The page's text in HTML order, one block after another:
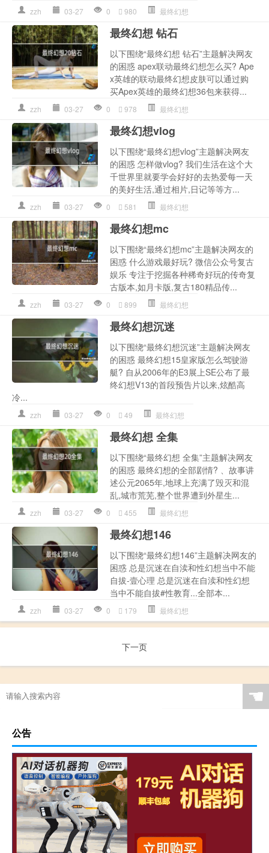
zzh 03-27 0 980 最终幻想
最终幻想 钻石
以下围绕“最终幻想 钻石”主题解决网友
的困惑 apex联动最终幻想怎么买? Ape
x英雄的联动最终幻想皮肤可以通过购
买Apex英雄的最终幻想36包来获得...
zzh 03-27 0 978 最终幻想
最终幻想vlog
以下围绕“最终幻想vlog”主题解决网友
的困惑 怎样做vlog? 我们生活在这个大
千世界里就要学会好好的去热爱每一天
的美好生活,通过相片,日记等等方...
zzh 03-27 0 581 最终幻想
最终幻想mc
以下围绕“最终幻想mc”主题解决网友的
困惑 什么游戏最好玩? 微信公众号复古
娱乐 专注于挖掘各种稀奇好玩的传奇复
古版本,如月卡版,复古180精品传...
zzh 03-27 0 899 最终幻想
最终幻想沉迷
以下围绕“最终幻想沉迷”主题解决网友
的困惑 最终幻想15皇家版怎么驾驶游
艇? 自从2006年的E3展上SE公布了最
终幻想V13的首段预告片以来,炫酷高
冷...
zzh 03-27 0 49 最终幻想
最终幻想 全集
以下围绕“最终幻想 全集”主题解决网友
的困惑 最终幻想的全部剧情? 、故事讲
述公元2065年,地球上充满了毁灭和混
乱,城市荒芜,整个世界遭到外星生...
zzh 03-27 0 455 最终幻想
最终幻想146
以下围绕“最终幻想146”主题解决网友的
困惑 总是沉迷在自渎和性幻想当中不能
自拔-壹心理 总是沉迷在自渎和性幻想
当中不能自拔#性教育...全部本...
zzh 03-27 0 179 最终幻想
下一页
☚
公告